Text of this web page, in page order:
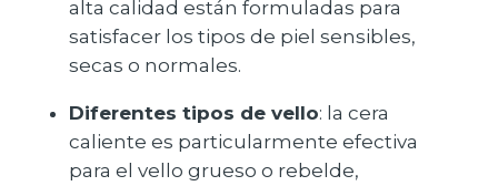
alta calidad están formuladas para
satisfacer los tipos de piel sensibles,
secas o normales.
Diferentes tipos de vello: la cera
caliente es particularmente efectiva
para el vello grueso o rebelde,